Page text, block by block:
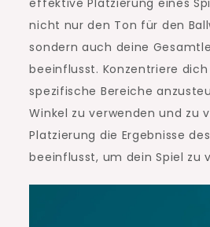
nicht nur den Ton für den
sondern auch deine
beeinflusst. Konzentriere
spezifische Bereiche
Winkel zu verwenden und zu
Platzierung die Ergebnisse
beeinflusst, um dein Spiel zu